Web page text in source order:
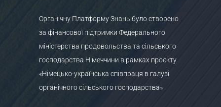
Органічну Платформу Знань було створено
за фінансової підтримки Федерального
міністерства продовольства та сільського
господарства Німеччини в рамках проєкту
«Німецько-українська співпраця в галузі
органічного сільського господарства»